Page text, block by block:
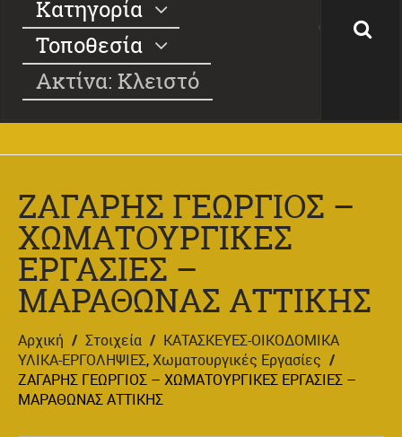
Κατηγορία
Τοποθεσία
Ακτίνα: Κλειστό
ΖΑΓΑΡΗΣ ΓΕΩΡΓΙΟΣ –
ΧΩΜΑΤΟΥΡΓΙΚΕΣ
ΕΡΓΑΣΙΕΣ –
ΜΑΡΑΘΩΝΑΣ ΑΤΤΙΚΗΣ
Αρχική / Στοιχεία / ΚΑΤΑΣΚΕΥΕΣ-ΟΙΚΟΔΟΜΙΚΑ
ΥΛΙΚΑ-ΕΡΓΟΛΗΨΙΕΣ,Χωματουργικές Εργασίες /
ΖΑΓΑΡΗΣ ΓΕΩΡΓΙΟΣ – ΧΩΜΑΤΟΥΡΓΙΚΕΣ ΕΡΓΑΣΙΕΣ –
ΜΑΡΑΘΩΝΑΣ ΑΤΤΙΚΗΣ